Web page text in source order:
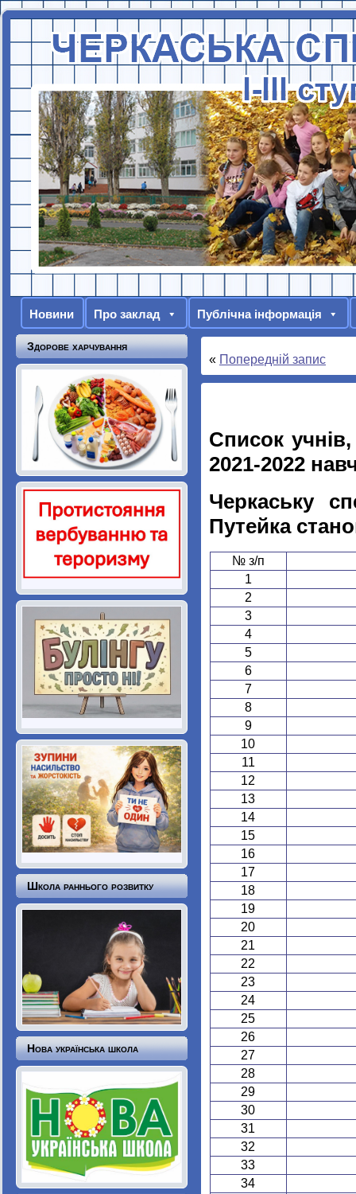
Новини Про заклад Публічна інформація
Здорове харчування
Школа раннього розвитку
Нова українська школа
« Попередній запис
Список
2021-2022
Черкаську
Путейка
№ з/п
1
2
3
4
5
6
7
8
9
10
11
12
13
14
15
16
17
18
19
20
21
22
23
24
25
26
27
28
29
30
31
32
33
34